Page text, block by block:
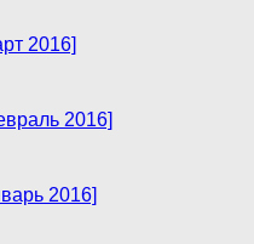
2016]
2016]
2016]